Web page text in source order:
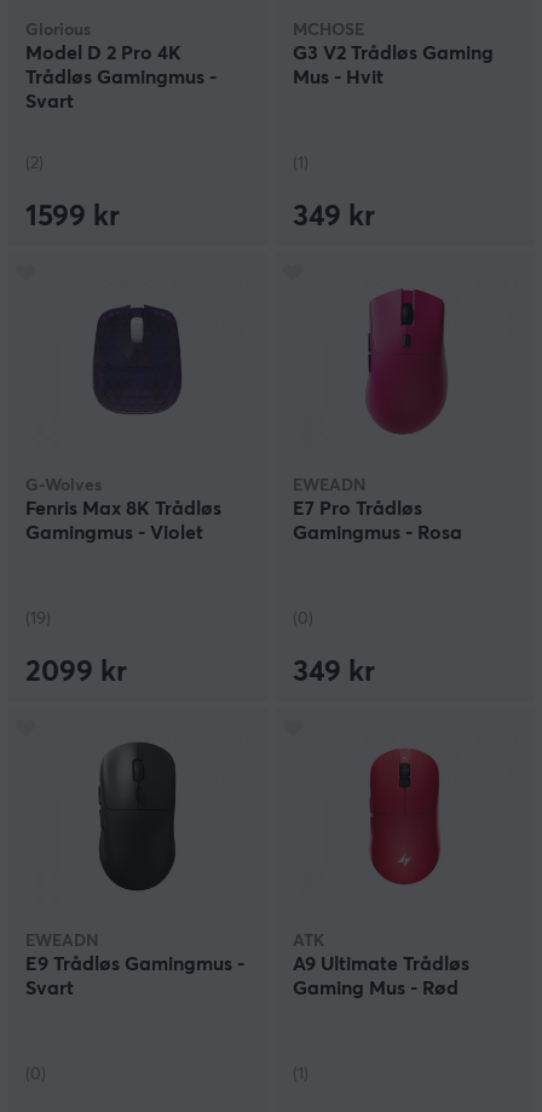
Glorious
Model D 2 Pro 4K
Trådløs Gamingmus -
Svart
(2)
1599 kr
MCHOSE
G3 V2 Trådløs Gaming
Mus - Hvit
(1)
349 kr
G-Wolves
Fenris Max 8K Trådløs
Gamingmus - Violet
(19)
2099 kr
EWEADN
E7 Pro Trådløs
Gamingmus - Rosa
(0)
349 kr
EWEADN
E9 Trådløs Gamingmus -
Svart
(0)
ATK
A9 Ultimate Trådløs
Gaming Mus - Rød
(1)